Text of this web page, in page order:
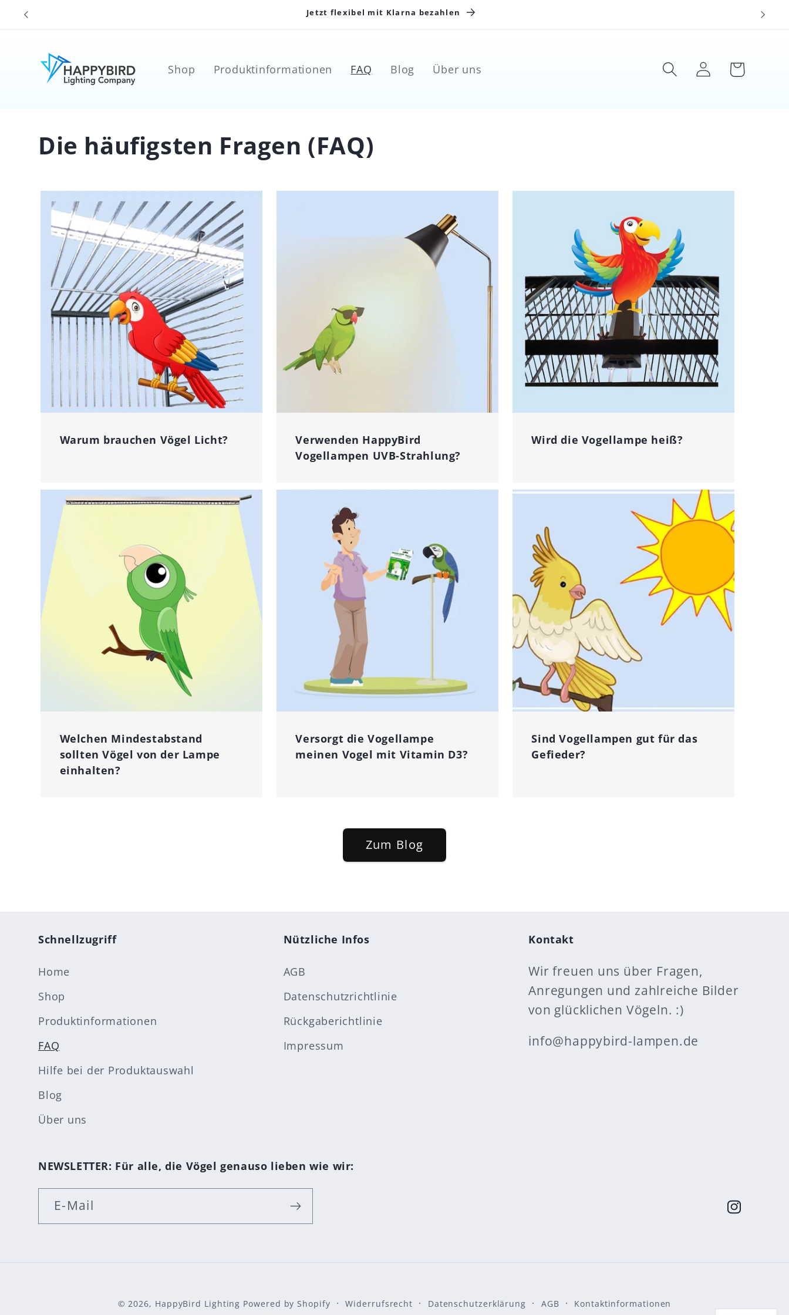
zum
Jetzt flexibel mit Klarna bezahlen
Shop Produktinformationen FAQ Blog Über uns EinloggenWarenkorb
Die häufigsten Fragen (FAQ)
Warum brauchen Vögel Licht?
Verwenden HappyBird
Vogellampen UVB-Strahlung?
Wird die Vogellampe heiß?
Welchen Mindestabstand
sollten Vögel von der Lampe
einhalten?
Versorgt die Vogellampe
meinen Vogel mit Vitamin D3?
Sind Vogellampen gut für das
Gefieder?
Zum Blog
Schnellzugriff
Home
Shop
Produktinformationen
FAQ
Hilfe bei der Produktauswahl
Blog
Über uns
Nützliche Infos
AGB
Datenschutzrichtlinie
Rückgaberichtlinie
Impressum
Kontakt
Wir freuen uns über Fragen,
Anregungen und zahlreiche Bilder
von glücklichen Vögeln. :)
info@happybird-lampen.de
NEWSLETTER: Für alle, die Vögel genauso lieben wie wir:
E-Mail
Instagram
© 2026, HappyBird Lighting Powered by Shopify Widerrufsrecht Datenschutzerklärung AGB Kontaktinformationen